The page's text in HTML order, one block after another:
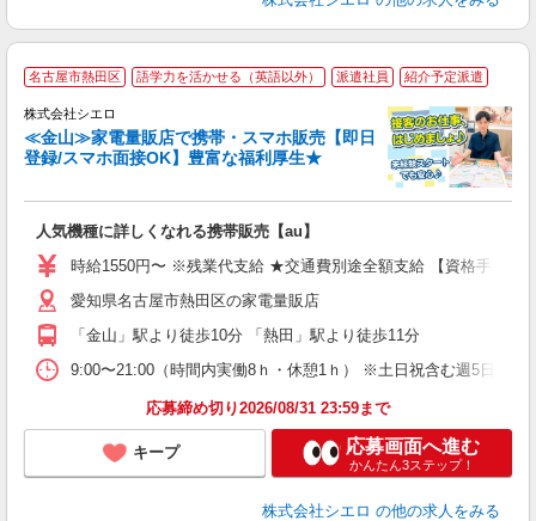
名古屋市熱田区 語学力を活かせる（英語以外） 派遣社員 紹介予定派遣
株式会社シエロ
≪金山≫家電量販店で携帯・スマホ販売【即日
登録/スマホ面接OK】豊富な福利厚生★
人気機種に詳しくなれる携帯販売【au】
時給1550円〜 ※残業代支給 ★交通費別途全額支給 【資格手当制
愛知県名古屋市熱田区の家電量販店
「金山」駅より徒歩10分 「熱田」駅より徒歩11分
9:00〜21:00（時間内実働8ｈ・休憩1ｈ） ※土日祝含む週5日勤務
応募締め切り2026/08/31 23:59まで
キープ 応募画面へ進む
かんたん3ステップ！
株式会社シエロ の他の求人をみる